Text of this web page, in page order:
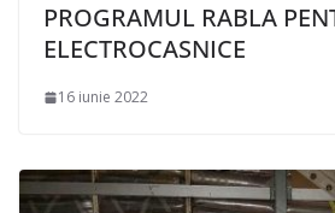
PROGRAMUL RABLA
ELECTROCASNICE
16 iunie 2022